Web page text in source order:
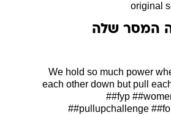
המסר שלה
We hold so much power
each other down but pull
##fyp
##pullupchallenge